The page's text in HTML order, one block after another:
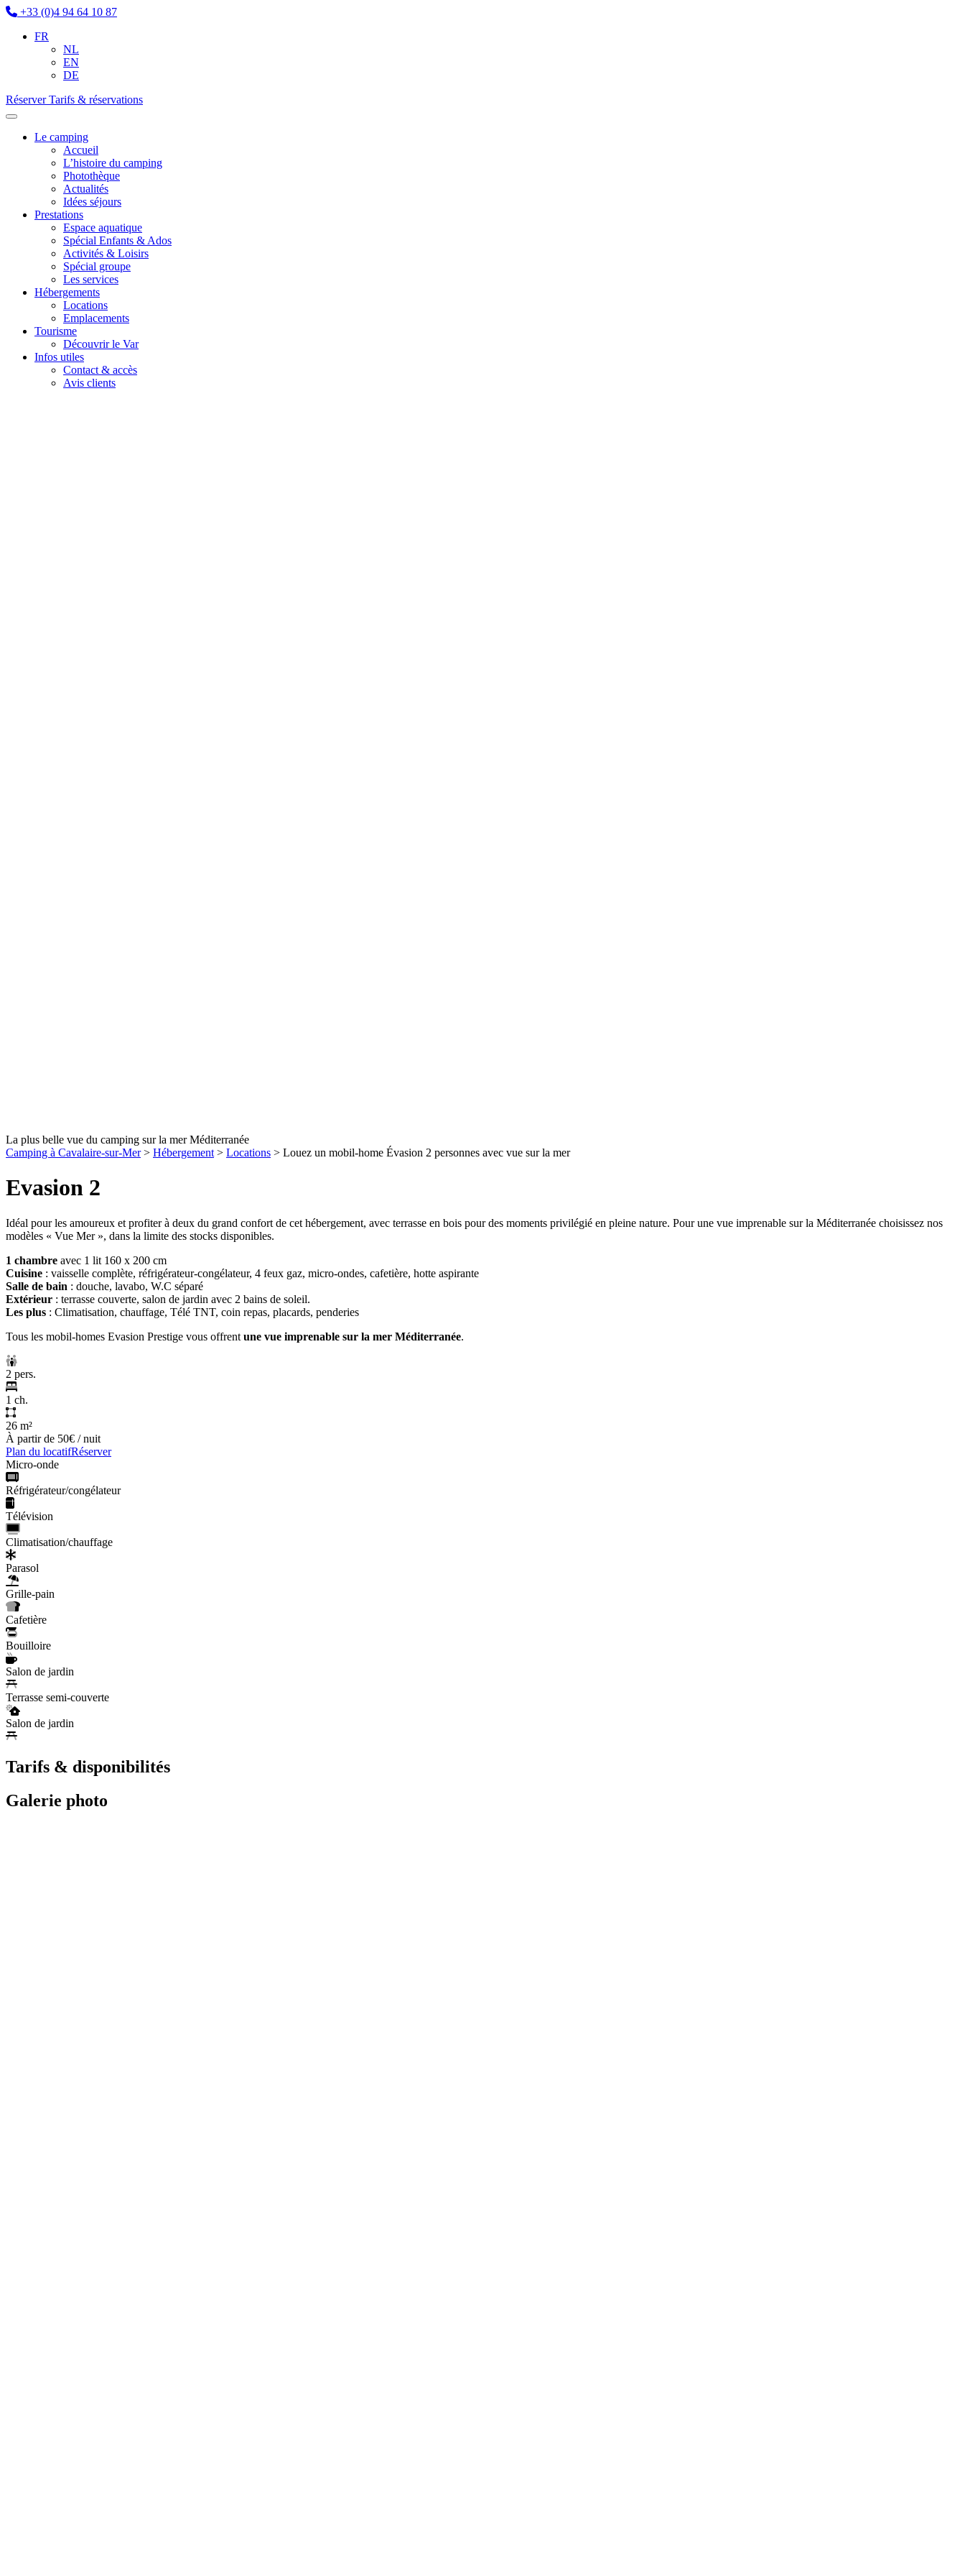
+33 (0)4 94 64 10 87
FR
NL
EN
DE
RéserverTarifs & réservations
Le camping
Accueil
L’histoire du camping
Photothèque
Actualités
Idées séjours
Prestations
Espace aquatique
Spécial Enfants & Ados
Activités & Loisirs
Spécial groupe
Les services
Hébergements
Locations
Emplacements
Tourisme
Découvrir le Var
Infos utiles
Contact & accès
Avis clients
La plus belle vue du camping sur la mer Méditerranée
Camping à Cavalaire-sur-Mer> Hébergement > Locations > Louez un mobil-home Évasion 2 personnes avec vue sur la mer
Evasion 2
Idéal pour les amoureux et profiter à deux du grand confort de cet hébergement, avec terrasse en bois pour des moments privilégié en pleine nature. Pour une vue imprenable sur la Méditerranée choisissez nos
modèles « Vue Mer », dans la limite des stocks disponibles.
1 chambre avec 1 lit 160 x 200 cm
Cuisine : vaisselle complète, réfrigérateur-congélateur, 4 feux gaz, micro-ondes, cafetière, hotte aspirante
Salle de bain : douche, lavabo, W.C séparé
Extérieur : terrasse couverte, salon de jardin avec 2 bains de soleil.
Les plus : Climatisation, chauffage, Télé TNT, coin repas, placards, penderies
Tous les mobil-homes Evasion Prestige vous offrent une vue imprenable sur la mer Méditerranée.
2 pers.
1 ch.
26 m²
À partir de 50€ / nuit
Plan du locatifRéserver
Micro-onde
Réfrigérateur/congélateur
Télévision
Climatisation/chauffage
Parasol
Grille-pain
Cafetière
Bouilloire
Salon de jardin
Terrasse semi-couverte
Salon de jardin
Tarifs & disponibilités
Galerie photo